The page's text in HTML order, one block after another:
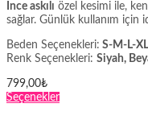
İnce askılı özel kesimi ile,
sağlar. Günlük kullanım için
Beden Seçenekleri: S-M-L-XL
Renk Seçenekleri: Siyah,
799,00₺
SeçeneklerBu